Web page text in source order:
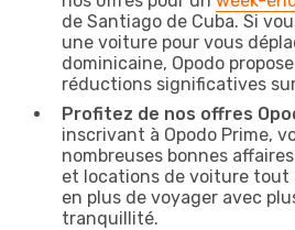
de Santiago de Cuba. Si
une voiture pour vous
dominicaine, Opodo
réductions significatives
Profitez de nos offres
inscrivant à Opodo Prime,
nombreuses bonnes
et locations de voiture tout
en plus de voyager avec
tranquillité.